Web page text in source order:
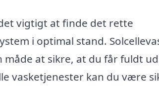
vigtigt at finde det rette
i optimal stand.
måde at sikre, at du får fuldt
vasketjenester kan du være